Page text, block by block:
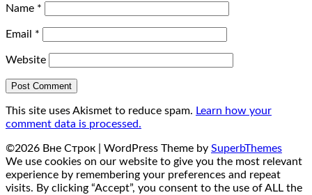
Name *
Email *
Website
This site uses Akismet to reduce spam. Learn how your
comment data is processed.
©2026 Вне Строк | WordPress Theme by SuperbThemes
We use cookies on our website to give you the most relevant
experience by remembering your preferences and repeat
visits. By clicking “Accept”, you consent to the use of ALL the